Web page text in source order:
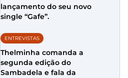
lançamento do seu novo
single “Gafe”.
ENTREVISTAS
Thelminha comanda a
segunda edição do
Sambadela e fala da